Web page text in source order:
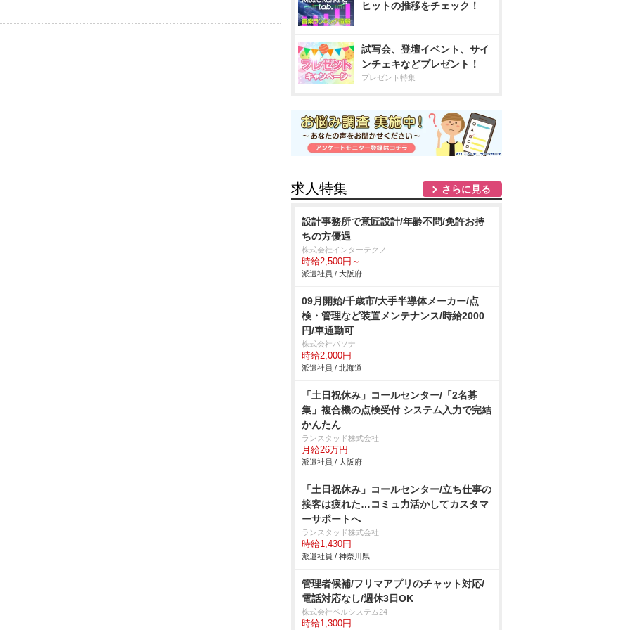
ヒットの推移をチェック！
試写会、登壇イベント、サイ
ンチェキなどプレゼント！
プレゼント特集
求人特集 さらに見る
設計事務所で意匠設計/年齢不問/免許お持
ちの方優遇
株式会社インターテクノ
時給2,500円～
派遣社員 / 大阪府
09月開始/千歳市/大手半導体メーカー/点
検・管理など装置メンテナンス/時給2000
円/車通勤可
株式会社パソナ
時給2,000円
派遣社員 / 北海道
「土日祝休み」コールセンター/「2名募
集」複合機の点検受付 システム入力で完結
かんたん
ランスタッド株式会社
月給26万円
派遣社員 / 大阪府
「土日祝休み」コールセンター/立ち仕事の
接客は疲れた…コミュ力活かしてカスタマ
ーサポートへ
ランスタッド株式会社
時給1,430円
派遣社員 / 神奈川県
管理者候補/フリマアプリのチャット対応/
電話対応なし/週休3日OK
株式会社ベルシステム24
時給1,300円